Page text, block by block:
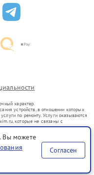
характер.
устройств, в отношении которых
по ремонту. Услуги оказываются
которые не связаны с
представителями.
гражданский оборот в соответствии
услуг или введения
о предоставляемых услугах по
офертой, определяемой
Вы можете
Согласен